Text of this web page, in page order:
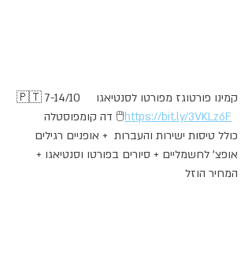
🇵🇹 7-14/10    קמינו פורטוגז מפורטו לסנטיאגו
דה קומפוסטלה 🖱️https://bit.ly/3VKLz6F
כולל טיסות ישירות והעברות  + אופניים רגילים
אופצ' לחשמליים + סיורים בפורטו וסנטיאגו +
המחיר הוזל